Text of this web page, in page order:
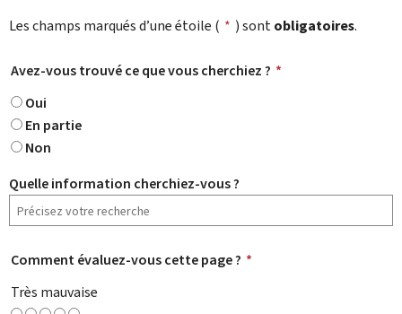
Les champs marqués d’une étoile ( * ) sontobligatoires.
Avez-vous trouvé ce que vous cherchiez ? *
Oui
En partie
Non
Quelle information cherchiez-vous ?
Comment évaluez-vous cette page ? *
Très mauvaise